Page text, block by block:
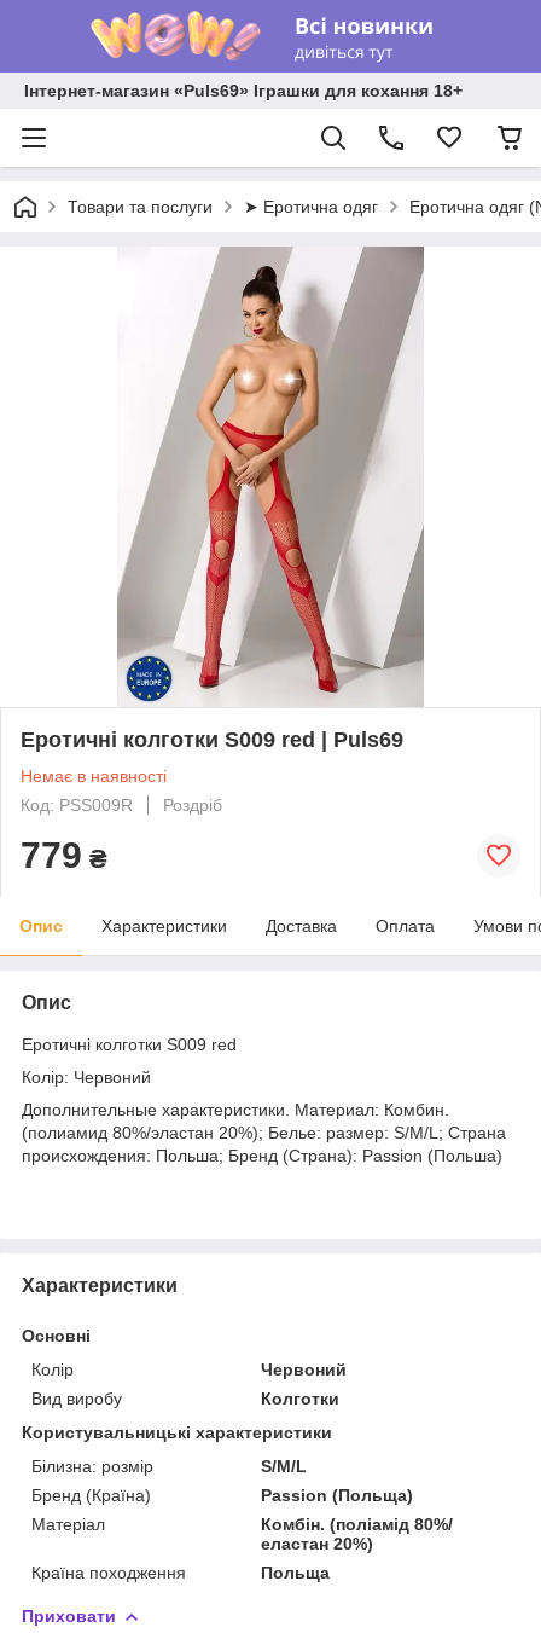
Інтернет-магазин «Puls69» Іграшки для кохання 18+
Товари та послуги ➤ Еротична одяг Еротична одяг
Еротичні колготки S009 red | Puls69
Немає в наявності
Код: PSS009R
Роздріб
779 ₴
Опис Характеристики Доставка Оплата Умови
Опис
Еротичні колготки S009 red
Колір: Червоний
Дополнительные характеристики. Материал: Комбин.
(полиамид 80%/эластан 20%); Белье: размер: S/M/L; Страна
происхождения: Польша; Бренд (Страна): Passion (Польша)
Характеристики
Основні
Колір
Червоний
Вид виробу
Колготки
Користувальницькі характеристики
Білизна: розмір
S/M/L
Бренд (Країна)
Passion (Польща)
Матеріал
Комбін. (поліамід 80%/
еластан 20%)
Країна походження
Польща
Приховати